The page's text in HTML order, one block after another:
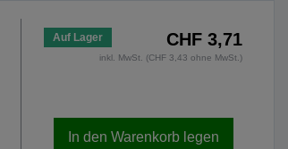
Auf Lager CHF 3,71
inkl. MwSt. (CHF 3,43 ohne MwSt.)
In den Warenkorb legen